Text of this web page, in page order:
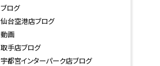
ブログ
仙台空港店ブログ
動画
取手店ブログ
宇都宮インターパーク店ブログ